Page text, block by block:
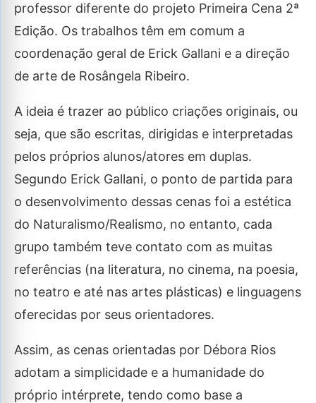
professor diferente do projeto Primeira Cena 2ª
Edição. Os trabalhos têm em comum a
coordenação geral de Erick Gallani e a direção
de arte de Rosângela Ribeiro.
A ideia é trazer ao público criações originais, ou
seja, que são escritas, dirigidas e interpretadas
pelos próprios alunos/atores em duplas.
Segundo Erick Gallani, o ponto de partida para
o desenvolvimento dessas cenas foi a estética
do Naturalismo/Realismo, no entanto, cada
grupo também teve contato com as muitas
referências (na literatura, no cinema, na poesia,
no teatro e até nas artes plásticas) e linguagens
oferecidas por seus orientadores.
Assim, as cenas orientadas por Débora Rios
adotam a simplicidade e a humanidade do
próprio intérprete, tendo como base a